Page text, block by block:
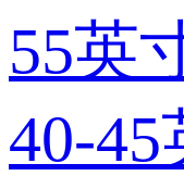
55英
40-45